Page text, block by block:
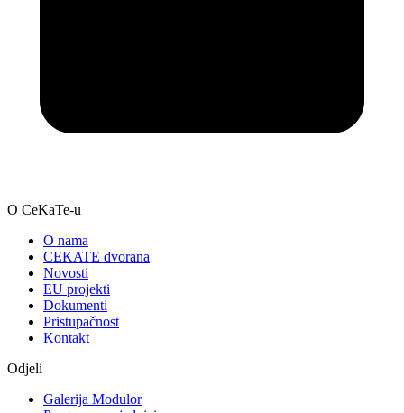
O CeKaTe-u
O nama
CEKATE dvorana
Novosti
EU projekti
Dokumenti
Pristupačnost
Kontakt
Odjeli
Galerija Modulor